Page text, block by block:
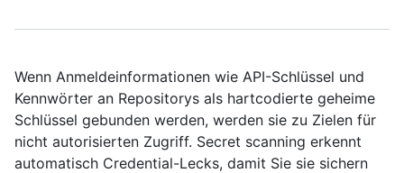
Wenn Anmeldeinformationen wie API-Schlüssel und
Kennwörter an Repositorys als hartcodierte geheime
Schlüssel gebunden werden, werden sie zu Zielen für
nicht autorisierten Zugriff. Secret scanning erkennt
automatisch Credential-Lecks, damit Sie sie sichern